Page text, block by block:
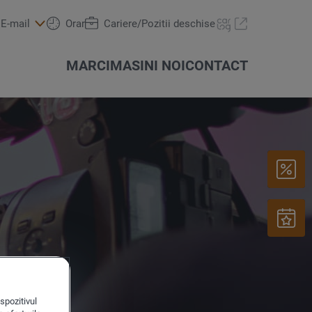
MARCIMASINI NOI
Oferte & actiuni
CONTACT
E-mail Orar Cariere/Pozitii deschise